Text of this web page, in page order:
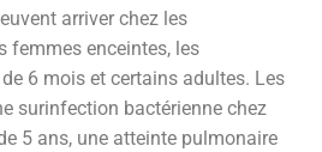
arriver chez les
femmes enceintes, les
6 mois et certains adultes. Les
surinfection bactérienne chez
5 ans, une atteinte pulmonaire